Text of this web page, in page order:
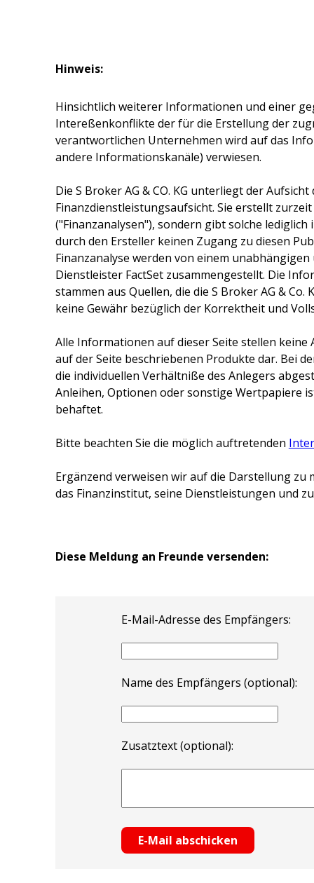
Hinweis:
Hinsichtlich weiterer Informationen und einer
Intereßenkonflikte der für die Erstellung der
verantwortlichen Unternehmen wird auf das
andere Informationskanäle) verwiesen.
Die S Broker AG & CO. KG unterliegt der Aufsicht
Finanzdienstleistungsaufsicht. Sie erstellt
("Finanzanalysen"), sondern gibt solche
durch den Ersteller keinen Zugang zu diesen
Finanzanalyse werden von einem
Dienstleister FactSet zusammengestellt. Die
stammen aus Quellen, die die S Broker AG & Co.
keine Gewähr bezüglich der Korrektheit und
Alle Informationen auf dieser Seite stellen
auf der Seite beschriebenen Produkte dar. Bei
die individuellen Verhältniße des Anlegers
Anleihen, Optionen oder sonstige Wertpapiere
behaftet.
Bitte beachten Sie die möglich auftretenden
Ergänzend verweisen wir auf die Darstellung
das Finanzinstitut, seine Dienstleistungen und
Diese Meldung an Freunde versenden:
E-Mail-Adresse des Empfängers:
Name des Empfängers (optional):
Zusatztext (optional):